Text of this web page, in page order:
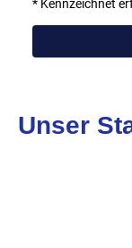
* Kennzeichnet
Unser